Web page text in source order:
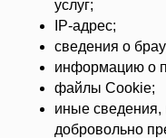
услуг;
IP-адрес;
сведения о
информацию о
файлы Cookie;
иные сведения,
добровольно